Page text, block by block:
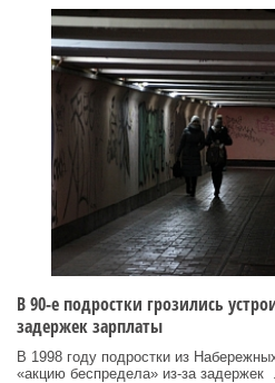
В 90-е подростки грозились
задержек зарплаты
В 1998 году подростки из
«акцию беспредела» из‑за задержек